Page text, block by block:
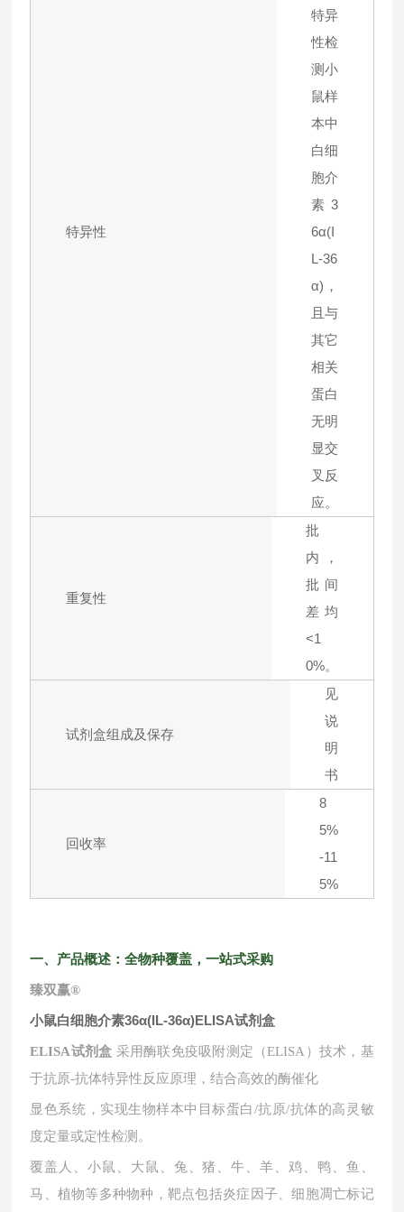
特异性
特异
性检
测小
鼠样
本中
白细
胞介
素3
6α(I
L-36
α)，
且与
其它
相关
蛋白
无明
显交
叉反
应。
重复性
批
内，
批间
差均
<1
0%。
试剂盒组成及保存
见
说
明
书
回收率
8
5%
-11
5%
一、产品概述：全物种覆盖，一站式采购
臻双赢®
小鼠白细胞介素36α(IL-36α)ELISA试剂盒
ELISA试剂盒 采用酶联免疫吸附测定（ELISA）技术，基
于抗原-抗体特异性反应原理，结合高效的酶催化
显色系统，实现生物样本中目标蛋白/抗原/抗体的高灵敏
度定量或定性检测。
覆盖人、小鼠、大鼠、兔、猪、牛、羊、鸡、鸭、鱼、
马、植物等多种物种，靶点包括炎症因子、细胞凋亡标记